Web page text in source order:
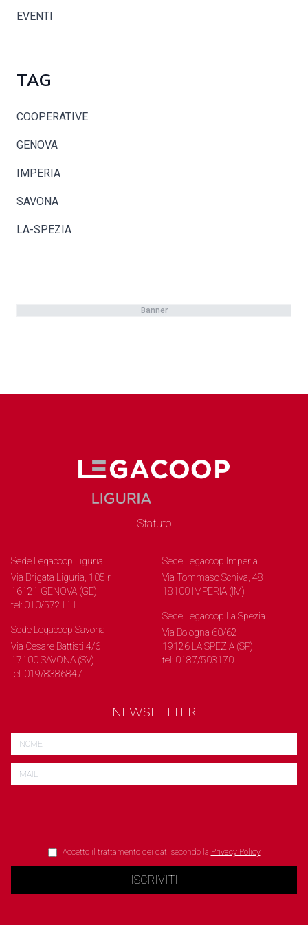
EVENTI
TAG
COOPERATIVE
GENOVA
IMPERIA
SAVONA
LA-SPEZIA
Banner
Statuto
Sede Legacoop Liguria
Via Brigata Liguria, 105 r.
16121 GENOVA (GE)
tel: 010/572111
Sede Legacoop Savona
Via Cesare Battisti 4/6
17100 SAVONA (SV)
tel: 019/8386847
Sede Legacoop Imperia
Via Tommaso Schiva, 48
18100 IMPERIA (IM)
Sede Legacoop La Spezia
Via Bologna 60/62
19126 LA SPEZIA (SP)
tel: 0187/503170
NEWSLETTER
Accetto il trattamento dei dati secondo la Privacy Policy
ISCRIVITI